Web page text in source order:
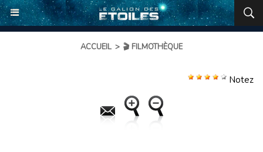
ACCUEIL > 🎬 FILMOTHÈQUE
Notez